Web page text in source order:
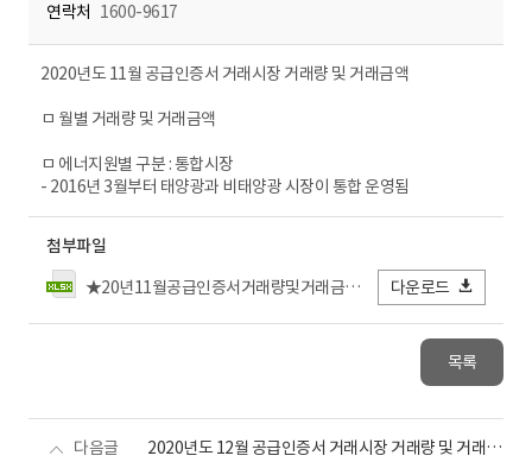
연락처 1600-9617
2020년도 11월 공급인증서 거래시장 거래량 및 거래금액
ㅁ 월별 거래량 및 거래금액
ㅁ 에너지원별 구분 : 통합시장
- 2016년 3월부터 태양광과 비태양광 시장이 통합 운영됨
첨부파일
★20년11월공급인증서거래량및거래금액_전력거래소FIN (5).xlsx
다운로드
목록
다음글 2020년도 12월 공급인증서 거래시장 거래량 및 거래금액